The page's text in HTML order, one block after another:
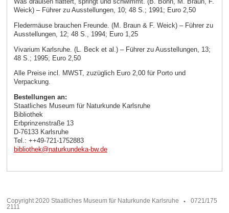
Weick) – Führer zu Ausstellungen, 10; 48 S.; 1991; Euro 2,50
Fledermäuse brauchen Freunde. (M. Braun & F. Weick) – Führer zu
Ausstellungen, 12; 48 S., 1994; Euro 1,25
Vivarium Karlsruhe. (L. Beck et al.) – Führer zu Ausstellungen, 13;
48 S.; 1995; Euro 2,50
Alle Preise incl. MWST, zuzüglich Euro 2,00 für Porto und
Verpackung.
Bestellungen an:
Staatliches Museum für Naturkunde Karlsruhe
Bibliothek
Erbprinzenstraße 13
D-76133 Karlsruhe
Tel.: ++49-721-1752883
bibliothek@naturkundeka-bw.de
Copyright 2020 Staatliches Museum für Naturkunde Karlsruhe
0721/175
2111